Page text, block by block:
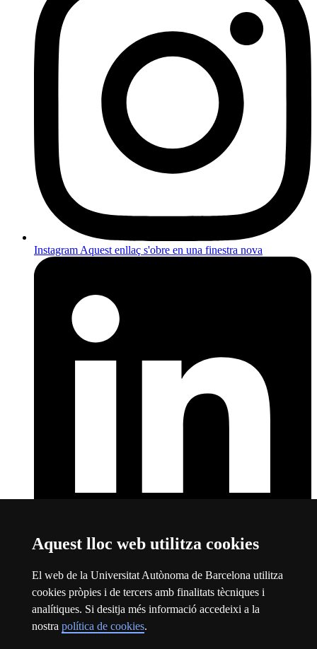
Aquest lloc web utilitza cookies
El web de la Universitat Autònoma de Barcelona utilitza
cookies pròpies i de tercers amb finalitats tècniques i
analítiques. Si desitja més informació accedeixi a la
nostra política de cookies.
Instagram Aquest enllaç s'obre en una finestra nova
LinkedInAquest enllaç s'obre en una finestra nova
Sobre el web
Universitat Autònoma de Barcelona
Avís legalAquest enllaç s'obre en una finestra nova
Protecció de dadesAquest enllaç s'obre en una finestra nova